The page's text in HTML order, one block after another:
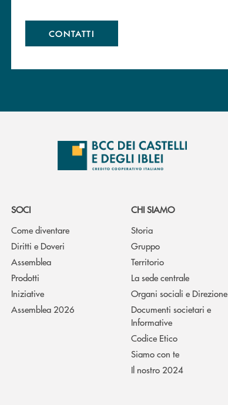
CONTATTI
SOCI
Come diventare
Diritti e Doveri
Assemblea
Prodotti
Iniziative
Assemblea 2026
CHI SIAMO
Storia
Gruppo
Territorio
La sede centrale
Organi sociali e Direzione
Documenti societari e
Informative
Codice Etico
Siamo con te
Il nostro 2024